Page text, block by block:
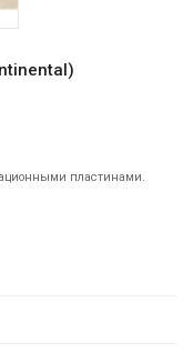
пластинами.